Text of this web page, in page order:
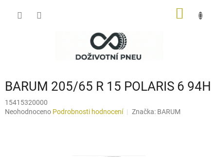
BARUM 205/65 R 15 POLARIS 6 94H
15415320000
Průměrné
Neohodnoceno Podrobnosti hodnocení Značka: BARUM